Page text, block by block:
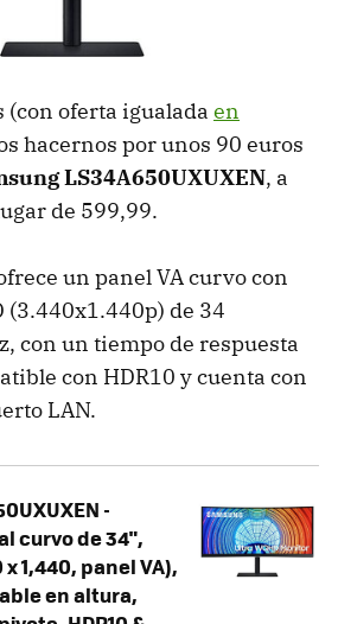
(con oferta igualada en
hacernos por unos 90 euros
LS34A650UXUXEN, a
de 599,99.
un panel VA curvo con
(3.440x1.440p) de 34
con un tiempo de respuesta
con HDR10 y cuenta con
LAN.
-
curvo de 34",
1,440, panel VA),
en altura,